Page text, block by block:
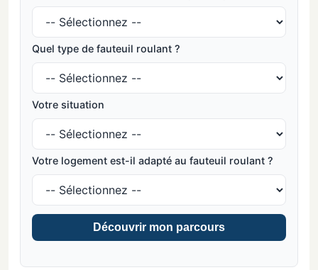
Quel type de fauteuil roulant ?
Votre situation
Votre logement est-il adapté au fauteuil roulant ?
Découvrir mon parcours